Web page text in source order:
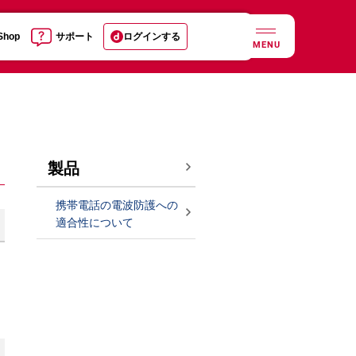
サポート ログインする
MENU
製品
携帯電話の電波防護への
適合性について